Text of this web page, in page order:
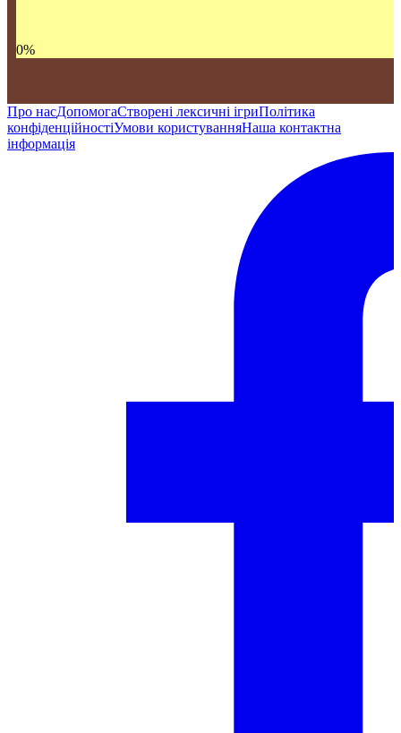
0%
Про насДопомогаСтворені лексичні ігриПолітика
конфіденційностіУмови користуванняНаша контактна
інформація